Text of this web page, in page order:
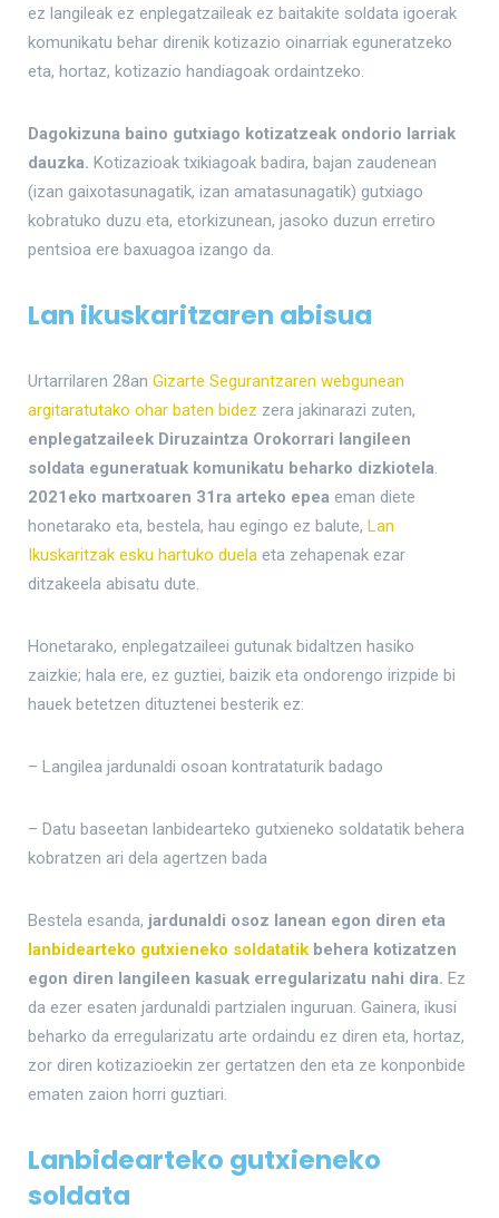
ez langileak ez enplegatzaileak ez baitakite soldata igoerak
komunikatu behar direnik kotizazio oinarriak eguneratzeko
eta, hortaz, kotizazio handiagoak ordaintzeko.
Dagokizuna baino gutxiago kotizatzeak ondorio larriak
dauzka. Kotizazioak txikiagoak badira, bajan zaudenean
(izan gaixotasunagatik, izan amatasunagatik) gutxiago
kobratuko duzu eta, etorkizunean, jasoko duzun erretiro
pentsioa ere baxuagoa izango da.
Lan ikuskaritzaren abisua
Urtarrilaren 28an Gizarte Segurantzaren webgunean
argitaratutako ohar baten bidez zera jakinarazi zuten,
enplegatzaileek Diruzaintza Orokorrari langileen
soldata eguneratuak komunikatu beharko dizkiotela.
2021eko martxoaren 31ra arteko epea eman diete
honetarako eta, bestela, hau egingo ez balute, Lan
Ikuskaritzak esku hartuko duela eta zehapenak ezar
ditzakeela abisatu dute.
Honetarako, enplegatzaileei gutunak bidaltzen hasiko
zaizkie; hala ere, ez guztiei, baizik eta ondorengo irizpide bi
hauek betetzen dituztenei besterik ez:
– Langilea jardunaldi osoan kontrataturik badago
– Datu baseetan lanbidearteko gutxieneko soldatatik behera
kobratzen ari dela agertzen bada
Bestela esanda, jardunaldi osoz lanean egon diren eta
lanbidearteko gutxieneko soldatatik behera kotizatzen
egon diren langileen kasuak erregularizatu nahi dira. Ez
da ezer esaten jardunaldi partzialen inguruan. Gainera, ikusi
beharko da erregularizatu arte ordaindu ez diren eta, hortaz,
zor diren kotizazioekin zer gertatzen den eta ze konponbide
ematen zaion horri guztiari.
Lanbidearteko gutxieneko
soldata